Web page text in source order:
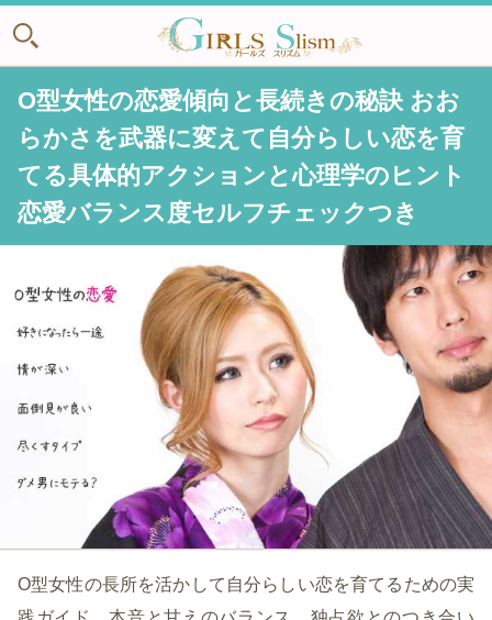
O型女性の恋愛傾向と長続きの秘訣 おお
らかさを武器に変えて自分らしい恋を育
てる具体的アクションと心理学のヒント
恋愛バランス度セルフチェックつき
O型女性の長所を活かして自分らしい恋を育てるための実